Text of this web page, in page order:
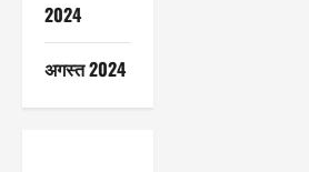
2024
अगस्त 2024